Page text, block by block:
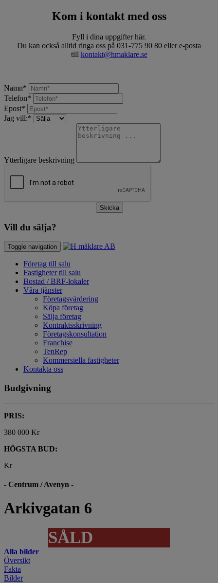
Kom i kontakt med oss
Fyll i dina uppgifter här.
Du kan också alltid ringa oss på 031-775 90 80 eller e-posta
till kontakt@hmaklare.se
Namn*
Telefon*
Epost*
Jag vill:*
Ytterligare beskrivning
Skicka
Vill du sälja?
Toggle navigation
Företag till salu
Fastigheter till salu
Bostad / BRF-lokaler
Våra tjänster
Företagsvärdering
Köpa företag
Sälja företag
Kontraktsskrivning
Företagskonsultation
Franchise
TenRep
Kommersiella fastigheter
Kontakta oss
Budgivning
PRIS:
380 000 Kr
HÖGSTA BUD:
Kr
- Centrum / Avenyn -
Arkivgatan 6
SÅLD
Alla bilder
Översikt
Fakta
Bilder